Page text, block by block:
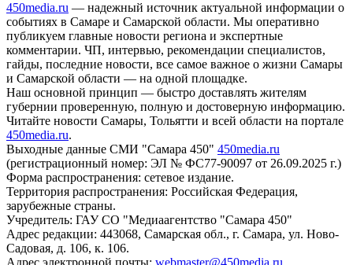
450media.ru — надежный источник актуальной информации о
событиях в Самаре и Самарской области. Мы оперативно
публикуем главные новости региона и экспертные
комментарии. ЧП, интервью, рекомендации специалистов,
гайды, последние новости, все самое важное о жизни Самары
и Самарской области — на одной площадке.
Наш основной принцип — быстро доставлять жителям
губернии проверенную, полную и достоверную информацию.
Читайте новости Самары, Тольятти и всей области на портале
450media.ru.
Выходные данные СМИ "Самара 450" 450media.ru
(регистрационный номер: ЭЛ № ФС77-90097 от 26.09.2025 г.)
Форма распространения: сетевое издание.
Территория распространения: Российская Федерация,
зарубежные страны.
Учредитель: ГАУ СО "Медиаагентство "Самара 450"
Адрес редакции: 443068, Самарская обл., г. Самара, ул. Ново-
Садовая, д. 106, к. 106.